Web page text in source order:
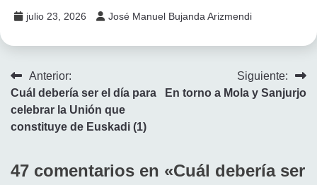
julio 23, 2026 José Manuel Bujanda Arizmendi
Navegación
de
entradas
Anterior:
Cuál debería ser el día para
celebrar la Unión que
constituye de Euskadi (1)
Siguiente:
En torno a Mola y Sanjurjo
47 comentarios en «Cuál debería ser